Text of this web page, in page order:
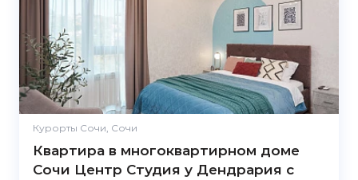
Курорты Сочи, Сочи
Квартира в многоквартирном доме
Сочи Центр Студия у Дендрария с